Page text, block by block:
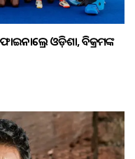
ଓଡ଼ିଶା, ବିକ୍ରମଙ୍କ